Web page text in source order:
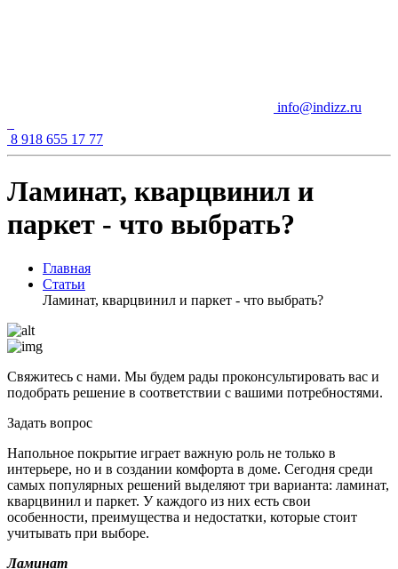
info@indizz.ru
8 918 655 17 77
Ламинат, кварцвинил и
паркет - что выбрать?
Главная
Статьи
Ламинат, кварцвинил и паркет - что выбрать?
Свяжитесь с нами. Мы будем рады проконсультировать вас и
подобрать решение в соответствии с вашими потребностями.
Задать вопрос
Напольное покрытие играет важную роль не только в
интерьере, но и в создании комфорта в доме. Сегодня среди
самых популярных решений выделяют три варианта: ламинат,
кварцвинил и паркет. У каждого из них есть свои
особенности, преимущества и недостатки, которые стоит
учитывать при выборе.
Ламинат